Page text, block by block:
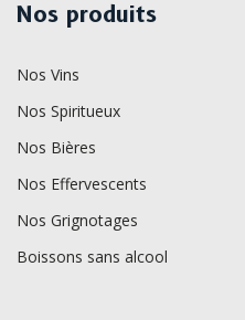
Nos produits
Nos Vins
Nos Spiritueux
Nos Bières
Nos Effervescents
Nos Grignotages
Boissons sans alcool